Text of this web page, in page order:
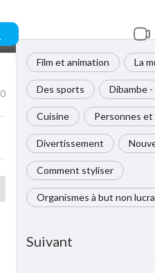
Film et animation La
Des sports Dibambe
Cuisine Personnes et
Divertissement
Comment styliser
Organismes à but non
Suivant
0